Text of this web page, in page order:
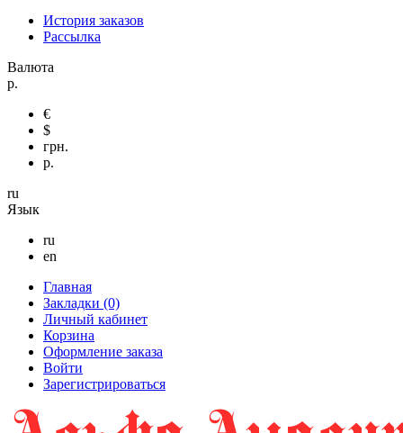
История заказов
Рассылка
Валюта
р.
€
$
грн.
р.
ru
Язык
ru
en
Главная
Закладки (0)
Личный кабинет
Корзина
Оформление заказа
Войти
Зарегистрироваться